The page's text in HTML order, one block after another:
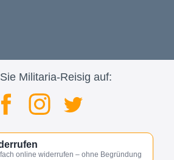
Militaria-Reisig auf:
online widerrufen – ohne Begründung